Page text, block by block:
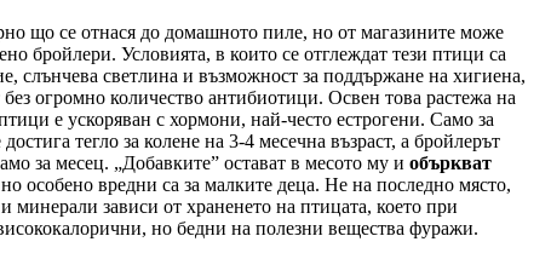
що се отнася до домашното пиле, но от магазините може
бройлери. Условията, в които се отглеждат тези птици са
слънчева светлина и възможност за поддържане на хигиена,
огромно количество антибиотици. Освен това растежа на
е ускоряван с хормони, най-често естрогени. Само за
тегло за колене на 3-4 месечна възраст, а бройлерът
за месец. „Добавките” остават в месото му и объркват
особено вредни са за малките деца. Не на последно място,
минерали зависи от храненето на птицата, което при
но бедни на полезни вещества фуражи.